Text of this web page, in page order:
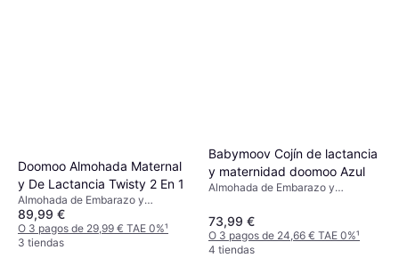
Doomoo Almohada Maternal
y De Lactancia Twisty 2 En 1
Almohada de Embarazo y
Lactancia, Beige, Material:
Elastano, Algodón
89,99 €
O 3 pagos de 29,99 € TAE 0%¹
3 tiendas
Babymoov Cojín de lactancia
y maternidad doomoo Azul
Almohada de Embarazo y
Algodón
73,99 €
O 3 pagos de 24,66 € TAE 0%¹
4 tiendas